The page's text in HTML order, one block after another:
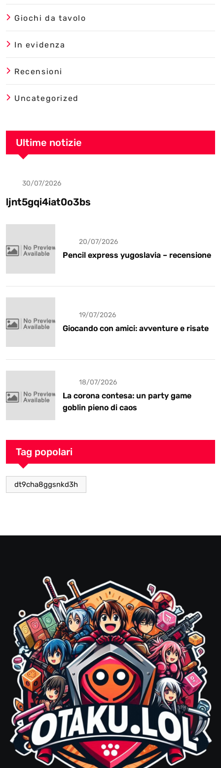
Giochi da tavolo
In evidenza
Recensioni
Uncategorized
Ultime notizie
Uncategorized
30/07/2026
ljnt5gqi4iat0o3bs
20/07/2026
Pencil express yugoslavia – recensione
19/07/2026
Giocando con amici: avventure e risate
18/07/2026
La corona contesa: un party game
goblin pieno di caos
Tag popolari
dt9cha8ggsnkd3h